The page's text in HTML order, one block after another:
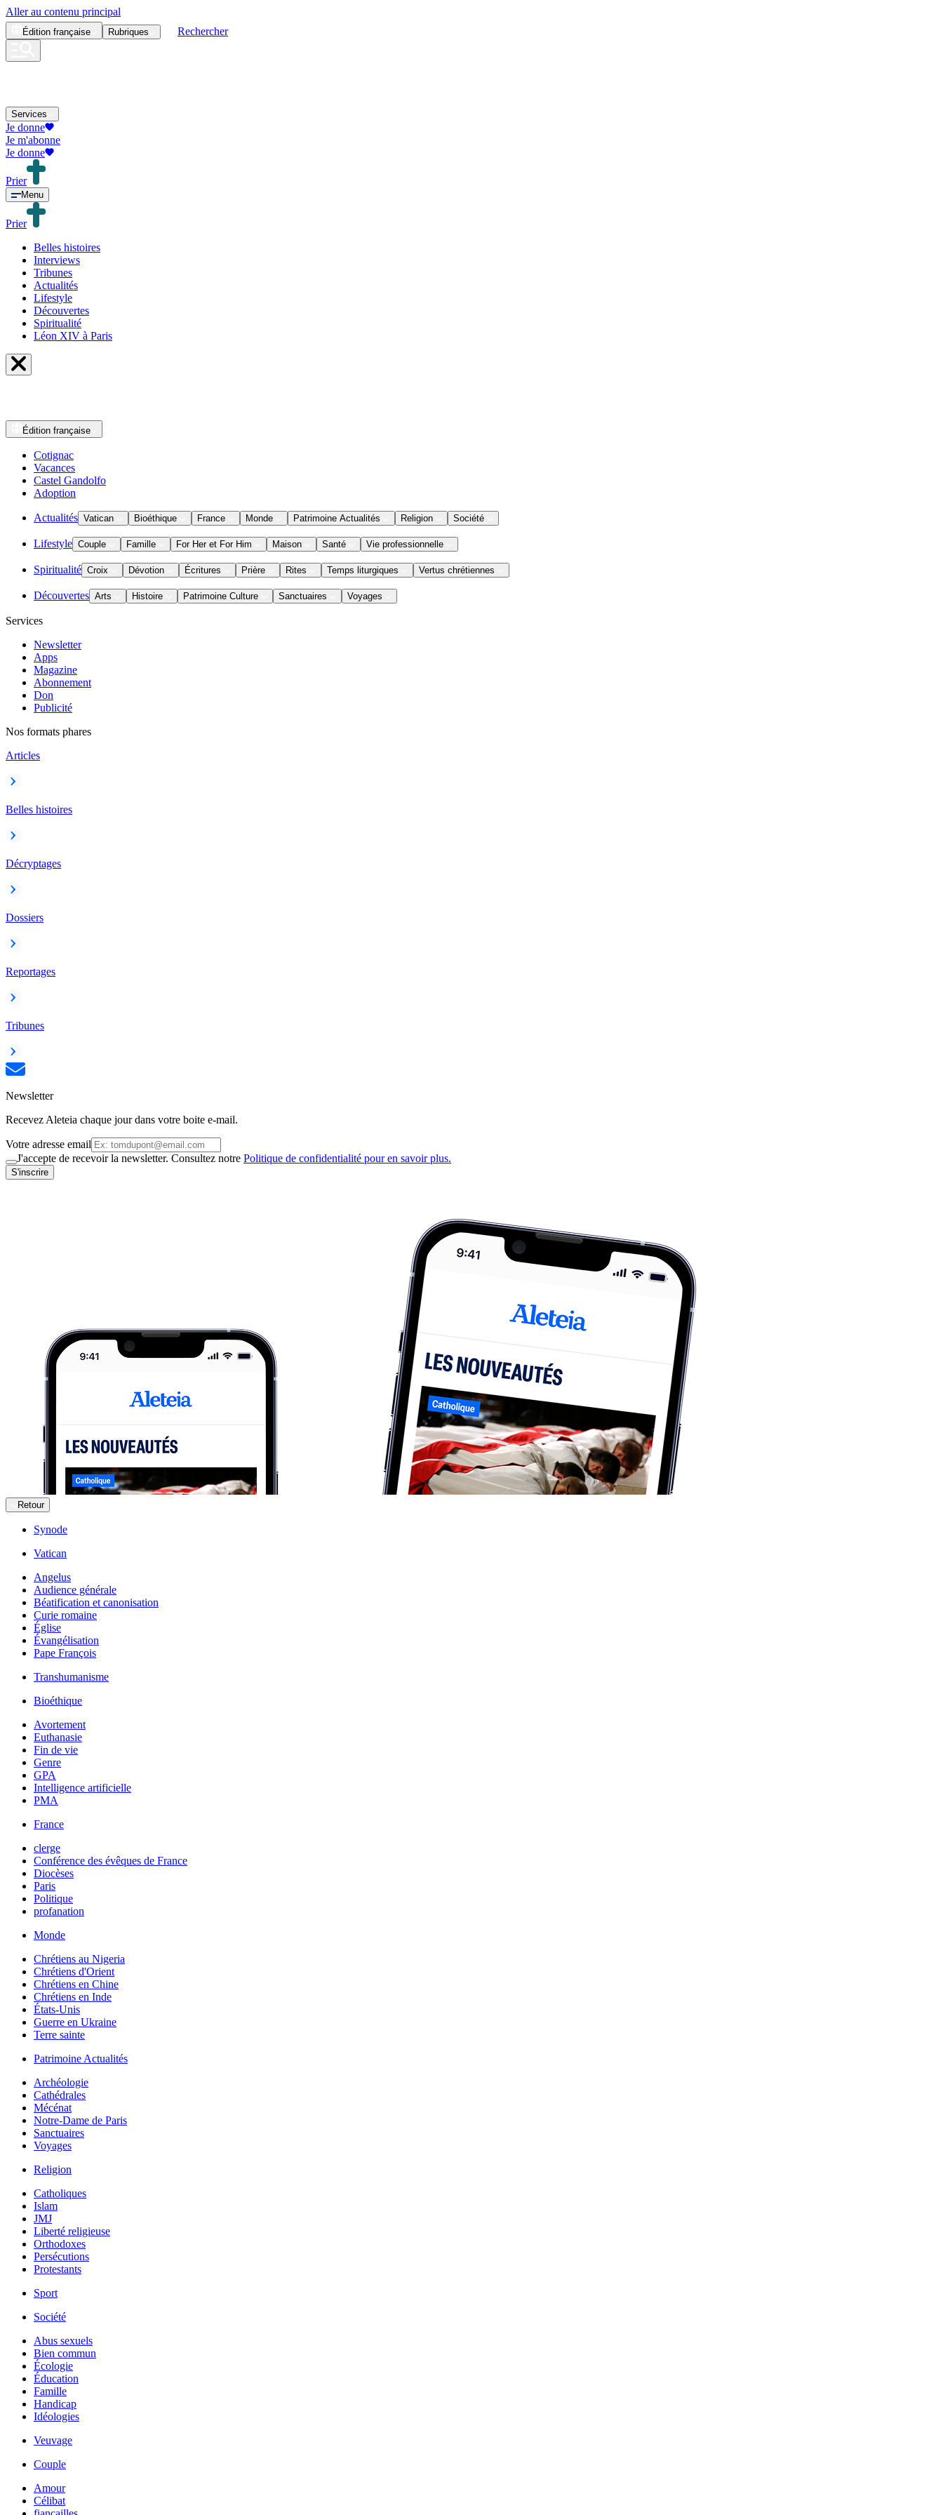
Aller au contenu principal
Édition française Rubriques Rechercher
Services
Je donne
Je m'abonne
Je donne
Prier
Menu
Prier
Belles histoires
Interviews
Tribunes
Actualités
Lifestyle
Découvertes
Spiritualité
Léon XIV à Paris
Édition française
Cotignac
Vacances
Castel Gandolfo
Adoption
Actualités Vatican Bioéthique France Monde Patrimoine Actualités Religion Société
Lifestyle Couple Famille For Her et For Him Maison Santé Vie professionnelle
Spiritualité Croix Dévotion Écritures Prière Rites Temps liturgiques Vertus chrétiennes
Découvertes Arts Histoire Patrimoine Culture Sanctuaires Voyages
Services
Newsletter
Apps
Magazine
Abonnement
Don
Publicité
Nos formats phares
Articles
Belles histoires
Décryptages
Dossiers
Reportages
Tribunes
Newsletter
Recevez Aleteia chaque jour dans votre boite e-mail.
Votre adresse email
J'accepte de recevoir la newsletter. Consultez notre Politique de confidentialité pour en savoir plus.
S'inscrire
Retour
Synode
Vatican
Angelus
Audience générale
Béatification et canonisation
Curie romaine
Église
Évangélisation
Pape François
Transhumanisme
Bioéthique
Avortement
Euthanasie
Fin de vie
Genre
GPA
Intelligence artificielle
PMA
France
clerge
Conférence des évêques de France
Diocèses
Paris
Politique
profanation
Monde
Chrétiens au Nigeria
Chrétiens d'Orient
Chrétiens en Chine
Chrétiens en Inde
États-Unis
Guerre en Ukraine
Terre sainte
Patrimoine Actualités
Archéologie
Cathédrales
Mécénat
Notre-Dame de Paris
Sanctuaires
Voyages
Religion
Catholiques
Islam
JMJ
Liberté religieuse
Orthodoxes
Persécutions
Protestants
Sport
Société
Abus sexuels
Bien commun
Écologie
Éducation
Famille
Handicap
Idéologies
Veuvage
Couple
Amour
Célibat